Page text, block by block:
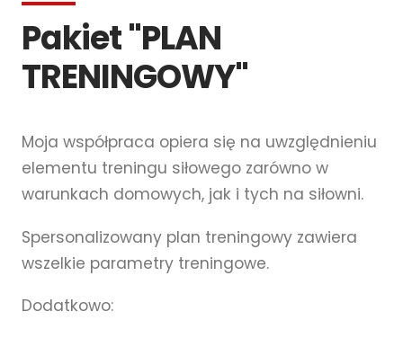
Pakiet "PLAN
TRENINGOWY"
Moja współpraca opiera się na uwzględnieniu
elementu treningu siłowego zarówno w
warunkach domowych, jak i tych na siłowni.
Spersonalizowany plan treningowy zawiera
wszelkie parametry treningowe.
Dodatkowo: